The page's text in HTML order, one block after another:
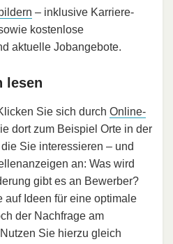
– inklusive Karriere-
kostenlose
aktuelle Jobangebote.
lesen
Sie sich durch Online-
dort zum Beispiel Orte in der
Sie interessieren – und
an: Was wird
gibt es an Bewerber?
auf Ideen für eine optimale
der Nachfrage am
Sie hierzu gleich